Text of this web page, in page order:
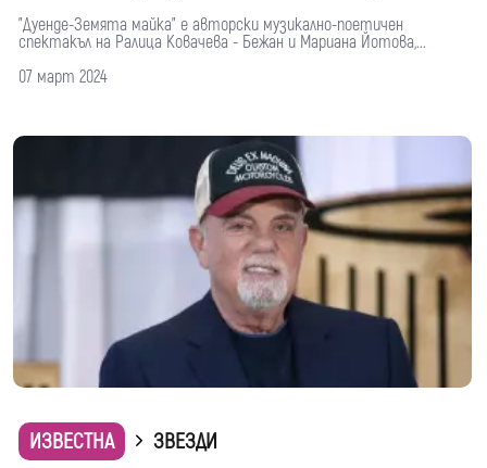
"Дуенде-Земята майка" е авторски музикално-поетичен
спектакъл на Ралица Ковачева - Бежан и Мариана Йотова,...
07 март 2024
ИЗВЕСТНА
ЗВЕЗДИ